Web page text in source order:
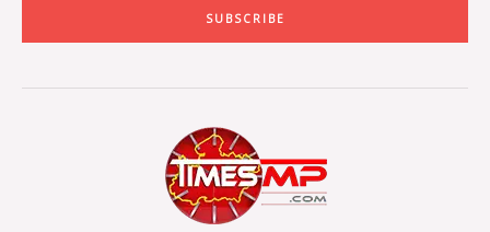
SUBSCRIBE